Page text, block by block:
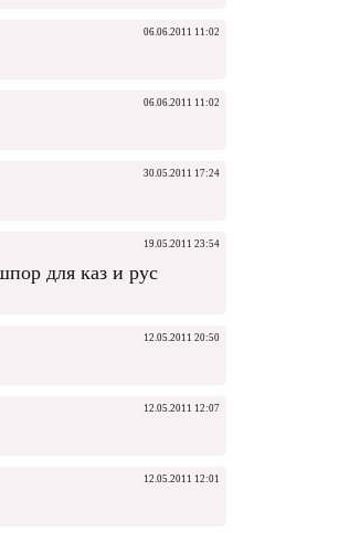
06.06.2011 11:02
06.06.2011 11:02
30.05.2011 17:24
19.05.2011 23:54
для каз и рус
12.05.2011 20:50
12.05.2011 12:07
12.05.2011 12:01